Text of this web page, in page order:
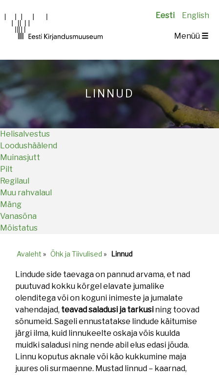
Eesti English
Main
Menüü ☰
LINNUD
Helisalvestus
Loodushäälend
Muinasjutt
Pilt
Regilaul
Muu rahvalaul
Mäng
Vanasõna
Mõistatus
Avaleht » Õhk ja Tiivulised » Linnud
Lindude side taevaga on pannud arvama, et nad
puutuvad kokku kõrgel elavate jumalike
olenditega või on koguni inimeste ja jumalate
vahendajad, teavad saladusi ja tarkusi ning toovad
sõnumeid. Sageli ennustatakse lindude käitumise
järgi ilma, kuid linnukeelte oskaja võis kuulda
muidki saladusi ning nende abil elus edasi jõuda.
Linnu koputus aknale või käo kukkumine maja
juures oli surmaenne. Mustad linnud – kaarnad,